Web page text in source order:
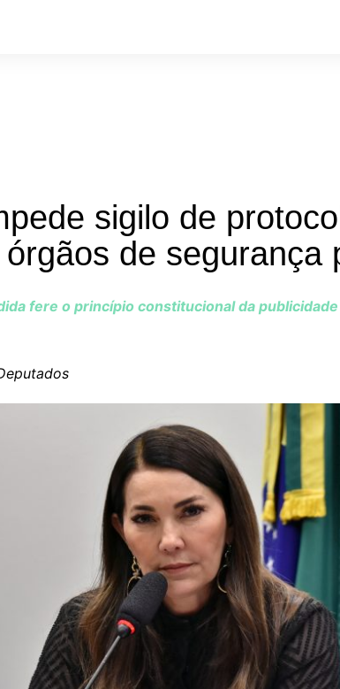
sigilo de
de segurança
fere o princípio constitucional da